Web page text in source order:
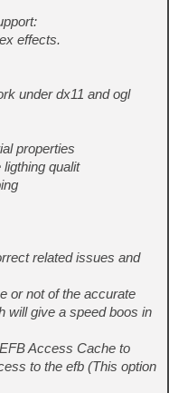
effects.
under dx11 and ogl
properties
qualit
related issues and
or not of the accurate
will give a speed boos in
Access Cache to
to the efb (This option